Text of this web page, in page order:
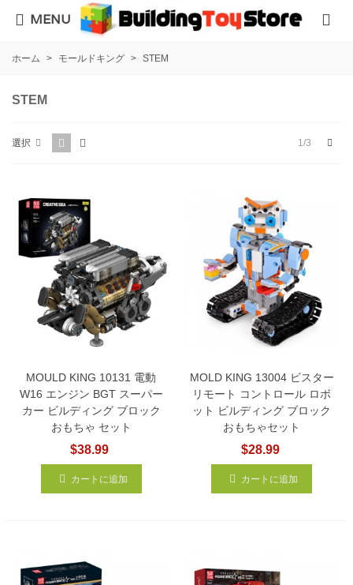
MENU
ホーム > モールドキング > STEM
STEM
選択 1/3
MOULD KING 10131 電動
W16 エンジン BGT スーパー
カー ビルディング ブロック
おもちゃ セット
$38.99
カートに追加
MOLD KING 13004 ビスター
リモート コントロール ロボ
ット ビルディング ブロック
おもちゃセット
$28.99
カートに追加